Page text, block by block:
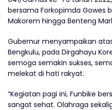
bersama Forkopimda Gowes
Makorem hingga Benteng
Gubernur menyampaikan
Bengkulu, pada Dirgahayu
semoga semakin sukses,
melekat di hati rakyat.
“Kegiatan pagi ini, Funbike
sangat sehat. Olahraga